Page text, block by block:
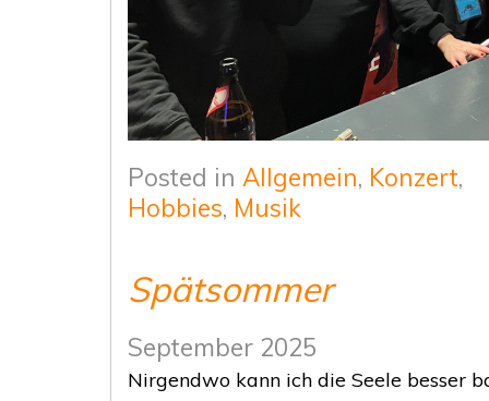
Posted in Allgemein, Konzert,
Hobbies, Musik
Spätsommer
September 2025
Nirgendwo kann ich die Seele besser